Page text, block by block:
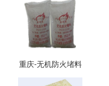
重庆-无机防火堵料